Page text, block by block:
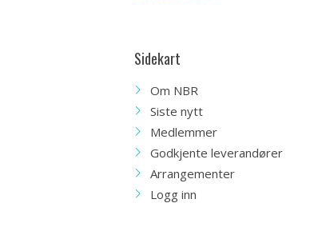
Sidekart
Om NBR
Siste nytt
Medlemmer
Godkjente leverandører
Arrangementer
Logg inn